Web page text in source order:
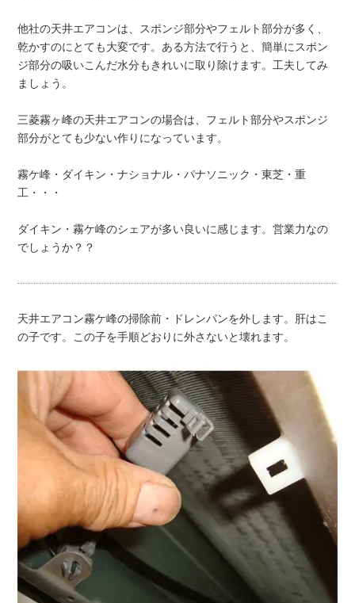
他社の天井エアコンは、スポンジ部分やフェルト部分が多く、
乾かすのにとても大変です。ある方法で行うと、簡単にスポン
ジ部分の吸いこんだ水分もきれいに取り除けます。工夫してみ
ましょう。
三菱霧ヶ峰の天井エアコンの場合は、フェルト部分やスポンジ
部分がとても少ない作りになっています。
霧ケ峰・ダイキン・ナショナル・パナソニック・東芝・重
工・・・
ダイキン・霧ケ峰のシェアが多い良いに感じます。営業力なの
でしょうか？？
天井エアコン霧ケ峰の掃除前・ドレンパンを外します。肝はこ
の子です。この子を手順どおりに外さないと壊れます。